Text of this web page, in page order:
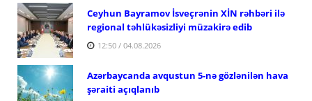
Ceyhun Bayramov İsveçrənin XİN rəhbəri ilə
regional təhlükəsizliyi müzakirə edib
12:50 / 04.08.2026
Azərbaycanda avqustun 5-nə gözlənilən hava
şəraiti açıqlanıb